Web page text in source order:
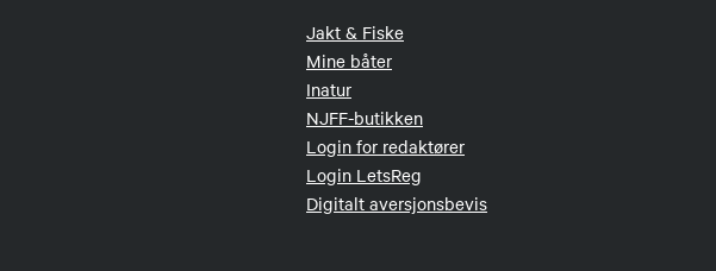
Jakt & Fiske
Mine båter
Inatur
NJFF-butikken
Login for redaktører
Login LetsReg
Digitalt aversjonsbevis